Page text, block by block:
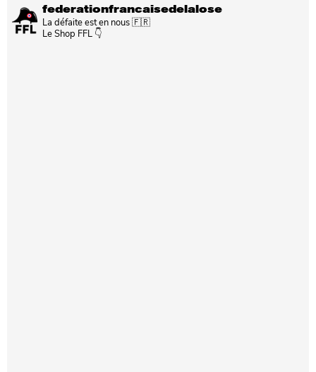
federationfrancaisedelalose
La défaite est en nous 🇫🇷
Le Shop FFL 👇